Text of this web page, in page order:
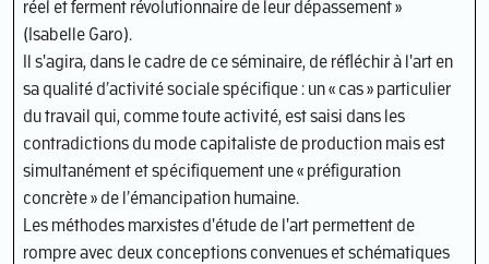
réel et ferment révolutionnaire de leur dépassement »
(Isabelle Garo).
Il s'agira, dans le cadre de ce séminaire, de réfléchir à l'art en
sa qualité d’activité sociale spécifique : un « cas » particulier
du travail qui, comme toute activité, est saisi dans les
contradictions du mode capitaliste de production mais est
simultanément et spécifiquement une « préfiguration
concrète » de l’émancipation humaine.
Les méthodes marxistes d'étude de l'art permettent de
rompre avec deux conceptions convenues et schématiques